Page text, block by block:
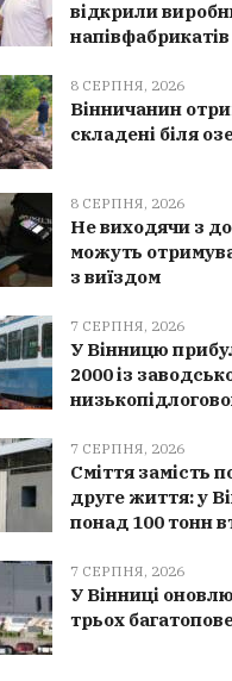
відкрили
напівфабрикатів
8 СЕРПНЯ, 2026
Вінничанин
складені біля
8 СЕРПНЯ, 2026
Не виходячи з
можуть
з виїздом
7 СЕРПНЯ, 2026
У Вінницю
2000 із
7 СЕРПНЯ, 2026
Сміття замість
друге життя: у
понад 100 тонн
7 СЕРПНЯ, 2026
У Вінниці
трьох